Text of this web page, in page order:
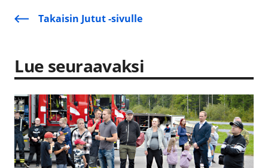
Takaisin Jutut -sivulle
Lue seuraavaksi